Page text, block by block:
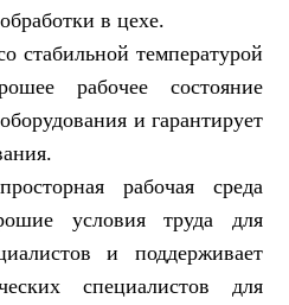
в цехе.
стабильной температурой
рабочее состояние
и гарантирует
рабочая среда
условия труда для
и поддерживает
специалистов для